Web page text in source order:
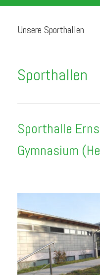
Unsere Sporthallen
Sporthallen
Sporthalle
Gymnasium